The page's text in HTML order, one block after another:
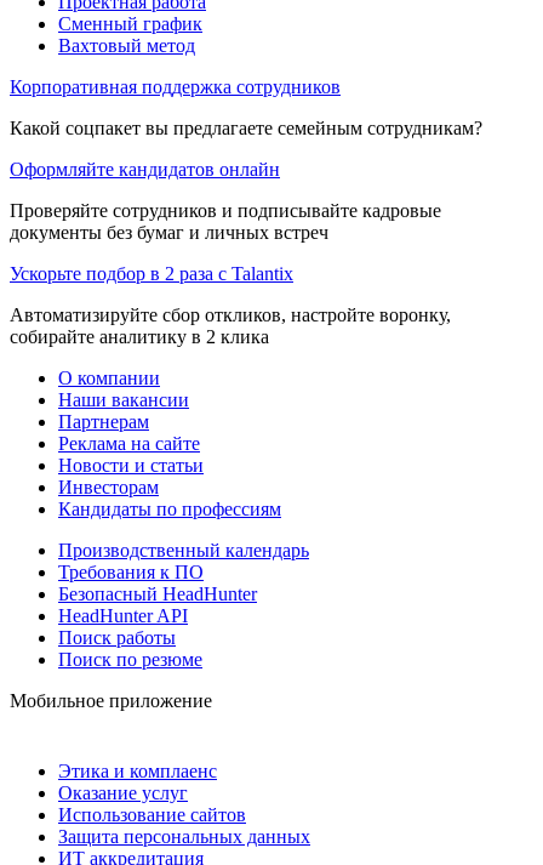
Сменный график
Вахтовый метод
Корпоративная поддержка сотрудников
Какой соцпакет вы предлагаете семейным сотрудникам?
Оформляйте кандидатов онлайн
Проверяйте сотрудников и подписывайте кадровые
документы без бумаг и личных встреч
Ускорьте подбор в 2 раза с Talantix
Автоматизируйте сбор откликов, настройте воронку,
собирайте аналитику в 2 клика
О компании
Наши вакансии
Партнерам
Реклама на сайте
Новости и статьи
Инвесторам
Кандидаты по профессиям
Производственный календарь
Требования к ПО
Безопасный HeadHunter
HeadHunter API
Поиск работы
Поиск по резюме
Мобильное приложение
Этика и комплаенс
Оказание услуг
Использование сайтов
Защита персональных данных
ИТ аккредитация